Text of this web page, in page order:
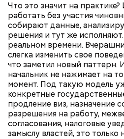
Что это значит на
работать без участия
собирают данные,
решения и тут же
реальном времени.
слегка изменить свое
что заметил новый паттерн.
начальник не нажимает на
момент. Под такую модель
конкретные
продление виз, назначение
разрешения на работу,
согласования, налоговые
замыслу властей, это только